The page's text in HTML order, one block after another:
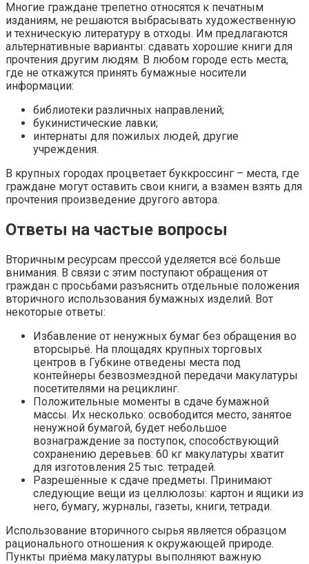
Многие граждане трепетно относятся к печатным
изданиям, не решаются выбрасывать художественную
и техническую литературу в отходы. Им предлагаются
альтернативные варианты: сдавать хорошие книги для
прочтения другим людям. В любом городе есть места,
где не откажутся принять бумажные носители
информации:
библиотеки различных направлений;
букинистические лавки;
интернаты для пожилых людей, другие
учреждения.
В крупных городах процветает буккроссинг – места, где
граждане могут оставить свои книги, а взамен взять для
прочтения произведение другого автора.
Ответы на частые вопросы
Вторичным ресурсам прессой уделяется всё больше
внимания. В связи с этим поступают обращения от
граждан с просьбами разъяснить отдельные положения
вторичного использования бумажных изделий. Вот
некоторые ответы:
Избавление от ненужных бумаг без обращения во
вторсырьё. На площадях крупных торговых
центров в Губкине отведены места под
контейнеры безвозмездной передачи макулатуры
посетителями на рециклинг.
Положительные моменты в сдаче бумажной
массы. Их несколько: освободится место, занятое
ненужной бумагой, будет небольшое
вознаграждение за поступок, способствующий
сохранению деревьев: 60 кг макулатуры хватит
для изготовления 25 тыс. тетрадей.
Разрешённые к сдаче предметы. Принимают
следующие вещи из целлюлозы: картон и ящики из
него, бумагу, журналы, газеты, книги, тетради.
Использование вторичного сырья является образцом
рационального отношения к окружающей природе.
Пункты приёма макулатуры выполняют важную